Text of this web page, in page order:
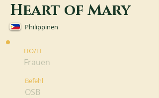
Heart of Mary
Philippinen
HO/FE
Frauen
Befehl
OSB